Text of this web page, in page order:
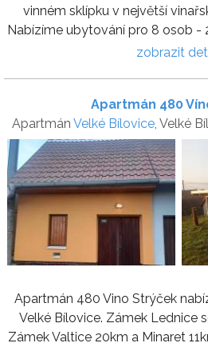
vinném sklípku v největší
Nabízíme ubytování pro 8 osob -
zobrazit
Apartmán 480
Apartmán Velké Bílovice, Velké
Apartmán 480 Vino Strýček
Velké Bílovice. Zámek Lednice
Zámek Valtice 20km a Minaret